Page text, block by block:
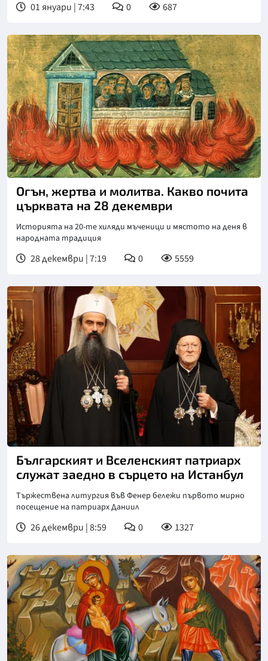
01 януари | 7:43 0 687
Огън, жертва и молитва. Какво почита
църквата на 28 декември
Историята на 20-те хиляди мъченици и мястото на деня в
народната традиция
28 декември | 7:19 0 5559
Снимка: БПЦ
Българският и Вселенският патриарх
служат заедно в сърцето на Истанбул
Тържествена литургия във Фенер бележи първото мирно
посещение на патриарх Даниил
26 декември | 8:59 0 1327